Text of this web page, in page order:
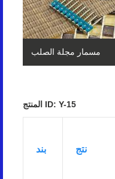
مسمار مجلة الصلب
المنتج ID: Y-15
بند